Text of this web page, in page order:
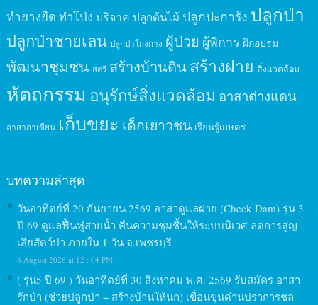
ทำยางยืด ทำโป่ง บริจาค ปลูกต้นไม้ ปลูกปะการัง ปลูกป่า
ปลูกป่าชายเลน ปลูกป่าโกงกาง ผู้ป่วย ผู้พิการ ฝึกอบรม
พัฒนาชุมชน สตรี สร้างบ้านดินสร้างฝาย สิ่งแวดล้อม
หัตถกรรม อนุรักษ์สิ่งแวดล้อม อาสาต่างแดน
อาสาอาเซียน เก็บขยะ เด็กเยาวชน เรียนรู้เกษตร
บทความล่าสุด
วันอาทิตย์ที่ 20 กันยายน 2569 อาสาดูแลฝาย (Check Dam) รุ่น 3
ปี 69 ดูแลฟื้นฟูสายน้ำ คืนความชุมชื้นให้ระบบนิเวศ ลดการสูญ
เสียสัตว์ป่า ภายใน 1 วัน จ.เพชรบุรี
8 August 2026 at 12 : 04 PM
( รุ่น5 ปี 69 ) วันอาทิตย์ที่ 30 สิงหาคม พ.ศ. 2569 รับสมัคร อาสา
รักป่า (ช่วยปลูกป่า + สร้างบ้านให้นก) เขื่อนขุนด่านปราการชล